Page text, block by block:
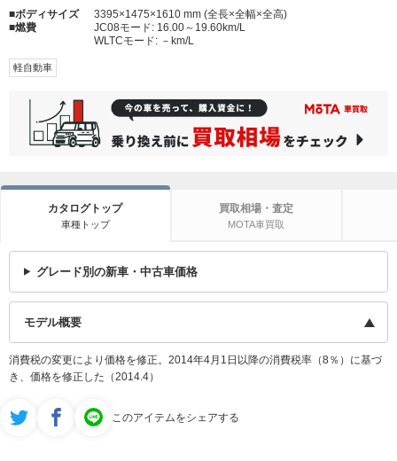
ボディサイズ
3395×1475×1610 mm (全長×全幅×全高)
燃費
JC08モード: 16.00～19.60km/L
WLTCモード: －km/L
軽自動車
カタログトップ
車種トップ
買取相場・査定
MOTA車買取
グレード別の新車・中古車価格
モデル概要
消費税の変更により価格を修正。2014年4月1日以降の消費税率（8％）に基づ
き、価格を修正した（2014.4）
このアイテムをシェアする